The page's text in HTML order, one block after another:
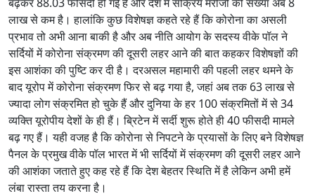
लाख से कम है। हालांकि कुछ विशेषज्ञ कहते रहे हैं कि कोरोना का असली
प्रभाव तो अभी आना बाकी है और अब नीति आयोग के सदस्य वीके पॉल ने
सर्दियों में कोरोना संक्रमण की दूसरी लहर आने की बात कहकर विशेषज्ञों की
इस आशंका की पुष्टि कर दी है। दरअसल महामारी की पहली लहर थमने के
बाद यूरोप में कोरोना संक्रमण फिर से बढ़ गया है, जहां अब तक 63 लाख से
ज्यादा लोग संक्रमित हो चुके हैं और दुनिया के हर 100 संक्रमितों में से 34
व्यक्ति यूरोपीय देशों के ही हैं। ब्रिटेन में सर्दी शुरू होते ही 40 फीसदी मामले
बढ़ गए हैं। यही वजह है कि कोरोना से निपटने के प्रयासों के लिए बने विशेषज्ञ
पैनल के प्रमुख वीके पॉल भारत में भी सर्दियों में संक्रमण की दूसरी लहर आने
की आशंका जताते हुए कह रहे हैं कि देश बेहतर स्थिति में है लेकिन अभी हमें
लंबा रास्ता तय करना है।